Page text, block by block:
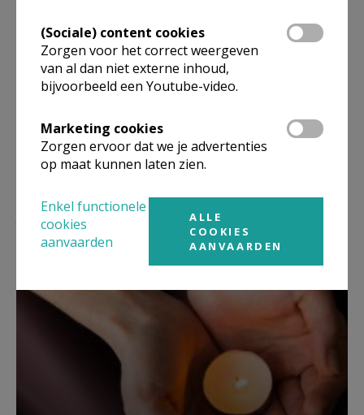
Deel dit artikel
Lees meer
(Sociale) content cookies
Zorgen voor het correct weergeven
van al dan niet externe inhoud,
bijvoorbeeld een Youtube-video.
Marketing cookies
Zorgen ervoor dat we je advertenties
op maat kunnen laten zien.
Enkel functionele
cookies
aanvaarden
ALLE
COOKIES
AANVAARDEN